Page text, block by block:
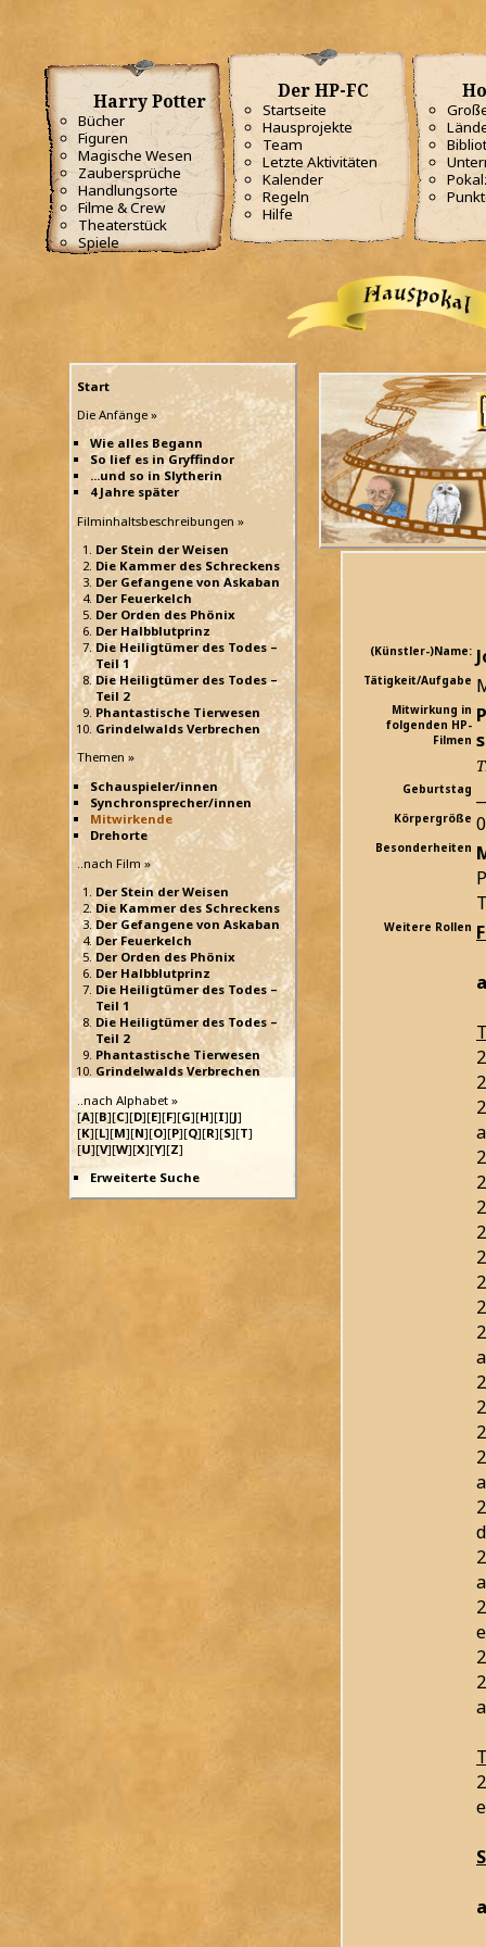
Harry Potter
Bücher
Figuren
Magische Wesen
Zaubersprüche
Handlungsorte
Filme & Crew
Theaterstück
Spiele
Der HP-FC
Startseite
Hausprojekte
Team
Letzte Aktivitäten
Kalender
Regeln
Hilfe
Start
Die Anfänge »
Wie alles Begann
So lief es in Gryffindor
...und so in Slytherin
4 Jahre später
Filminhaltsbeschreibungen »
Der Stein der Weisen
Die Kammer des Schreckens
Der Gefangene von Askaban
Der Feuerkelch
Der Orden des Phönix
Der Halbblutprinz
Die Heiligtümer des Todes –
Teil 1
Die Heiligtümer des Todes –
Teil 2
Phantastische Tierwesen
Grindelwalds Verbrechen
Themen »
Schauspieler/innen
Synchronsprecher/innen
Mitwirkende
Drehorte
..nach Film »
Der Stein der Weisen
Die Kammer des Schreckens
Der Gefangene von Askaban
Der Feuerkelch
Der Orden des Phönix
Der Halbblutprinz
Die Heiligtümer des Todes –
Teil 1
Die Heiligtümer des Todes –
Teil 2
Phantastische Tierwesen
Grindelwalds Verbrechen
..nach Alphabet »
[A][B][C][D][E][F][G][H][I][J]
[K][L][M][N][O][P][Q][R][S][T]
[U][V][W][X][Y][Z]
Erweiterte Suche
(Künstler-)Name:
Tätigkeit/Aufgabe
Mitwirkung in
folgenden HP-
Filmen
Geburtstag
Körpergröße
Besonderheiten
Weitere Rollen